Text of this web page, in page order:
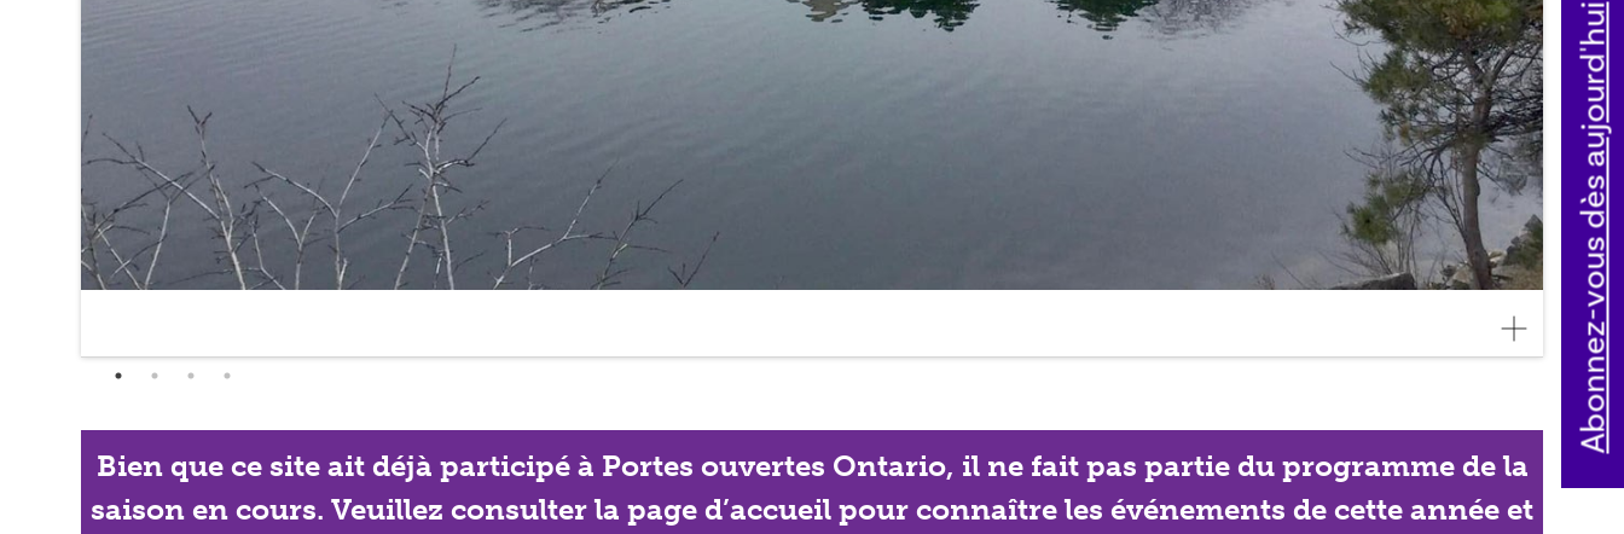
Bien que ce site ait déjà participé à Portes ouvertes Ontario, il ne fait pas partie du programme de la
saison en cours. Veuillez consulter la page d’accueil pour connaître les événements de cette année et
Abonnez-vous dès aujourd'hui